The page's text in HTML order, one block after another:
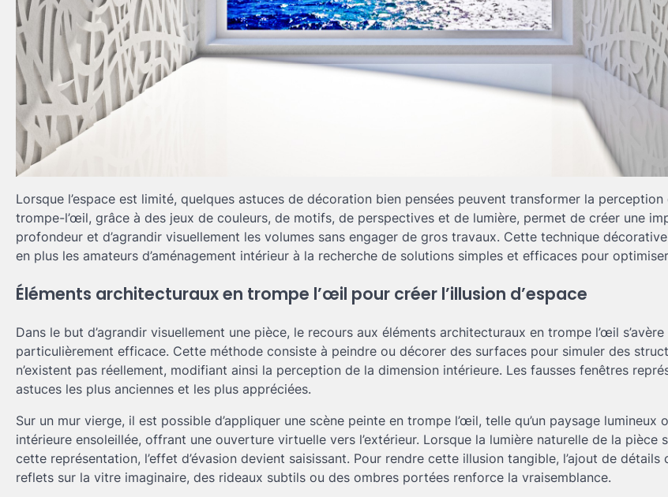
Lorsque l’espace est limité, quelques astuces de décoration bien pensées peuvent transformer la perception
trompe-l’œil, grâce à des jeux de couleurs, de motifs, de perspectives et de lumière, permet de créer une
profondeur et d’agrandir visuellement les volumes sans engager de gros travaux. Cette technique
en plus les amateurs d’aménagement intérieur à la recherche de solutions simples et efficaces pour
Éléments architecturaux en trompe l’œil pour créer l’illusion d’espace
Dans le but d’agrandir visuellement une pièce, le recours aux éléments architecturaux en trompe l’œil s’avère
particulièrement efficace. Cette méthode consiste à peindre ou décorer des surfaces pour simuler des
n’existent pas réellement, modifiant ainsi la perception de la dimension intérieure. Les fausses fenêtres
astuces les plus anciennes et les plus appréciées.
Sur un mur vierge, il est possible d’appliquer une scène peinte en trompe l’œil, telle qu’un paysage lumineux
intérieure ensoleillée, offrant une ouverture virtuelle vers l’extérieur. Lorsque la lumière naturelle de la pièce
cette représentation, l’effet d’évasion devient saisissant. Pour rendre cette illusion tangible, l’ajout de détails
reflets sur la vitre imaginaire, des rideaux subtils ou des ombres portées renforce la vraisemblance.